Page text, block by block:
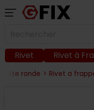
Rivet Rivet à
tête ronde > Rivet a